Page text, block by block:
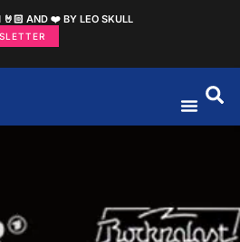
🤘🏻 AND ❤️ BY LEO SKULL